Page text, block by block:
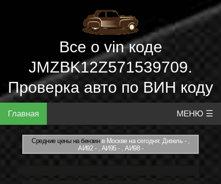
Все о vin коде
JMZBK12Z571539709.
Проверка авто по ВИН коду
Главная МЕНЮ ☰
Средние цены на бензинв Москве на сегодня: Дизель - ,
АИ92 - , АИ95 - , АИ98 -